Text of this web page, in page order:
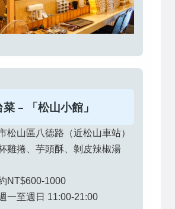
– 「松山小館」
松山區八德路（近松山車站）
雞捲、芋頭酥、剝皮辣椒湯
NT$600-1000
一至週日 11:00-21:00